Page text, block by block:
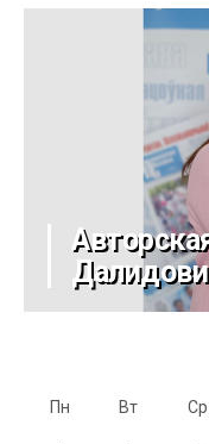
Пн Вт Ср